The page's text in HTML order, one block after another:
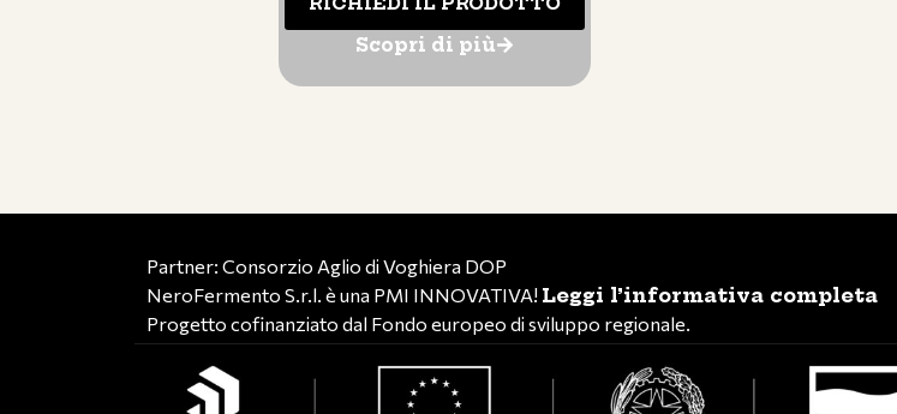
Scopri di più
Partner: Consorzio Aglio di Voghiera DOP
NeroFermento S.r.l. è una PMI INNOVATIVA! Leggi l’informativa completa
Progetto cofinanziato dal Fondo europeo di sviluppo regionale.